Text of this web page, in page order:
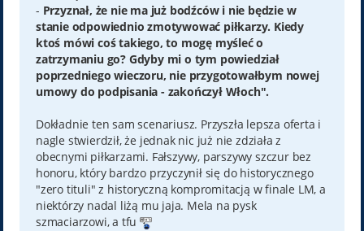
- Przyznał, że nie ma już bodźców i nie będzie w
stanie odpowiednio zmotywować piłkarzy. Kiedy
ktoś mówi coś takiego, to mogę myśleć o
zatrzymaniu go? Gdyby mi o tym powiedział
poprzedniego wieczoru, nie przygotowałbym nowej
umowy do podpisania - zakończył Włoch".
Dokładnie ten sam scenariusz. Przyszła lepsza oferta i
nagle stwierdził, że jednak nic już nie zdziała z
obecnymi piłkarzami. Fałszywy, parszywy szczur bez
honoru, który bardzo przyczynił się do historycznego
"zero tituli" z historyczną kompromitacją w finale LM, a
niektórzy nadal liżą mu jaja. Mela na pysk
szmaciarzowi, a tfu